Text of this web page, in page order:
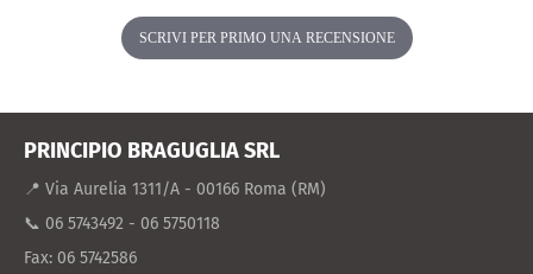
SCRIVI PER PRIMO UNA RECENSIONE
PRINCIPIO BRAGUGLIA SRL
📍 Via Aurelia 1311/A - 00166 Roma (RM)
📞 06 5743492 - 06 5750118
Fax: 06 5742586